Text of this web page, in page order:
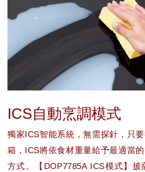
ICS自動烹調模式
獨家ICS智能系統，無需探針，只
箱，ICS將依食材重量給予最適當
方式。【DOP7785A ICS模式】